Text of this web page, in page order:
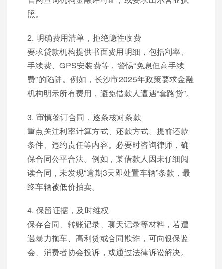
照。
2. 明确费用清单，拒绝隐性收费
要求贷款机构提供书面费用明细，包括利率、
手续费、GPS安装费等，警惕“免息但高手续
费”的陷阱。例如，长沙市2025年政策要求金融
机构明示所有费用，避免借款人遭遇“套路贷”。
3. 审慎签订合同，逐条核对条款
重点关注利率计算方式、还款方式、提前还款
条件、违约责任等内容。必要时咨询律师，确
保合同公平合法。例如，某借款人因未仔细阅
读合同，未发现“逾期3天即处置车辆”条款，最
终车辆被低价拍卖。
4. 保留证据，及时维权
保存合同、转账记录、聊天记录等材料，若遭
遇暴力拖车、高利贷或合同欺诈，可向银保监
会、消费者协会投诉，或通过法律诉讼解决。